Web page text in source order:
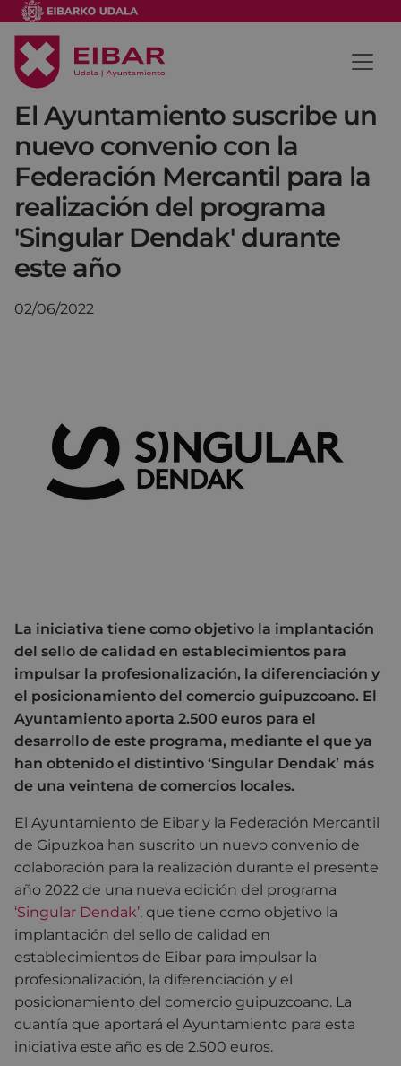
El Ayuntamiento suscribe un
nuevo convenio con la
Federación Mercantil para la
realización del programa
'Singular Dendak' durante
este año
02/06/2022
La iniciativa tiene como objetivo la implantación
del sello de calidad en establecimientos para
impulsar la profesionalización, la diferenciación y
el posicionamiento del comercio guipuzcoano. El
Ayuntamiento aporta 2.500 euros para el
desarrollo de este programa, mediante el que ya
han obtenido el distintivo ‘Singular Dendak’ más
de una veintena de comercios locales.
El Ayuntamiento de Eibar y la Federación Mercantil
de Gipuzkoa han suscrito un nuevo convenio de
colaboración para la realización durante el presente
año 2022 de una nueva edición del programa
‘Singular Dendak’, que tiene como objetivo la
implantación del sello de calidad en
establecimientos de Eibar para impulsar la
profesionalización, la diferenciación y el
posicionamiento del comercio guipuzcoano. La
cuantía que aportará el Ayuntamiento para esta
iniciativa este año es de 2.500 euros.